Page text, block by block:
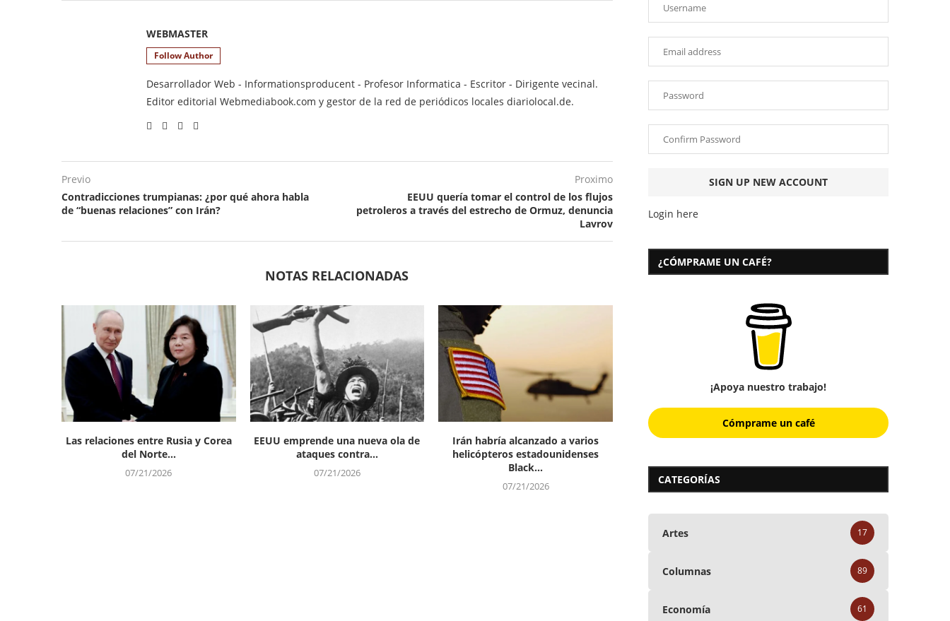
WEBMASTER
Follow Author
Desarrollador Web - Informationsproducent - Profesor Informatica - Escritor - Dirigente vecinal.
Editor editorial Webmediabook.com y gestor de la red de periódicos locales diariolocal.de.
Previo
Contradicciones trumpianas: ¿por qué ahora habla
de “buenas relaciones” con Irán?
Proximo
EEUU quería tomar el control de los flujos
petroleros a través del estrecho de Ormuz, denuncia
Lavrov
NOTAS RELACIONADAS
Las relaciones entre Rusia y Corea
del Norte...
07/21/2026
EEUU emprende una nueva ola de
ataques contra...
07/21/2026
Irán habría alcanzado a varios
helicópteros estadounidenses
Black...
07/21/2026
Login here
¿CÓMPRAME UN CAFÉ?
¡Apoya nuestro trabajo!
Cómprame un café
CATEGORÍAS
Artes 17
Columnas 89
Economía 61